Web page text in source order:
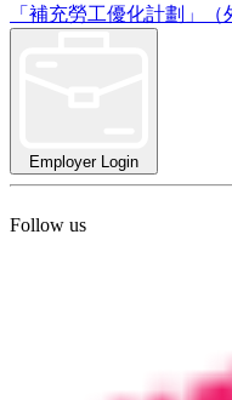
「補充勞工優化計劃」
Employer Login
Follow us